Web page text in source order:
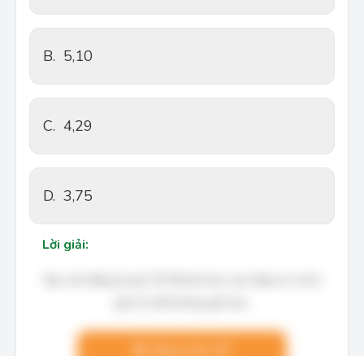
B. 5,10
C. 4,29
D. 3,75
Lời giải: